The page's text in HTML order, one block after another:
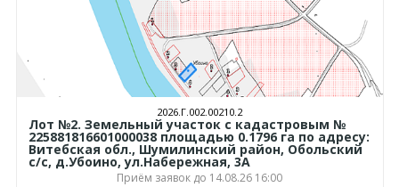
2026.Г.002.00210.2
Лот №2. Земельный участок с кадастровым №
225881816601000038 площадью 0.1796 га по адресу:
Витебская обл., Шумилинский район, Обольский
с/с, д.Убоино, ул.Набережная, 3А
Приём заявок до 14.08.26 16:00